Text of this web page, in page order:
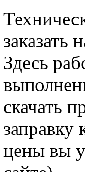
Здесь
скачать
заправку
цены вы